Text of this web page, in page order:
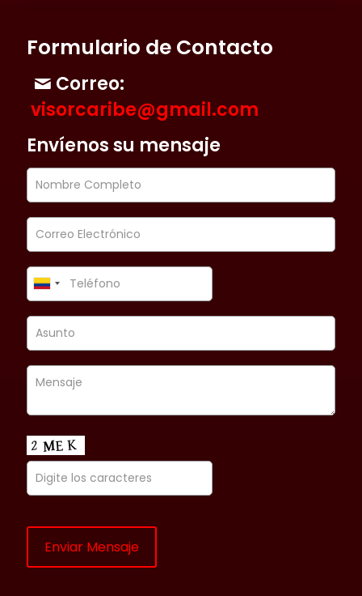
Formulario de Contacto
Correo:
visorcaribe@gmail.com
Envíenos su mensaje